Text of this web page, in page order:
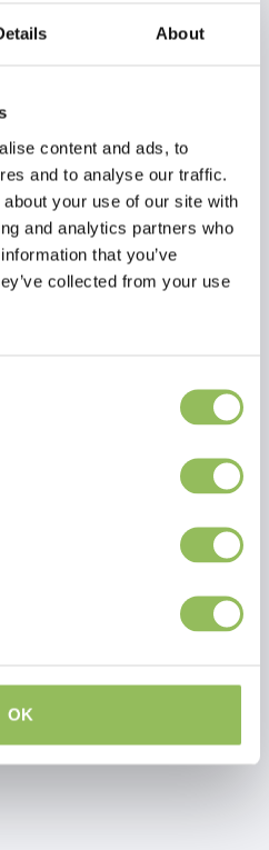
About
content and ads, to
and to analyse our traffic.
your use of our site with
and analytics partners who
that you’ve
collected from your use
OK
e repellente allo sporco,